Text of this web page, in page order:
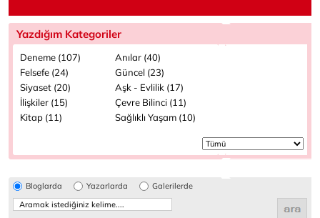
Yazdığım Kategoriler
Deneme (107)
Anılar (40)
Felsefe (24)
Güncel (23)
Siyaset (20)
Aşk - Evlilik (17)
İlişkiler (15)
Çevre Bilinci (11)
Kitap (11)
Sağlıklı Yaşam (10)
Bloglarda Yazarlarda Galerilerde